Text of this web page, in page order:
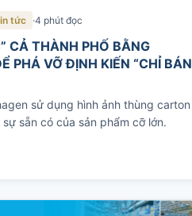
tức 4 phút đọc
CẢ THÀNH PHỐ BẰNG
PHÁ VỠ ĐỊNH KIẾN “CHỈ BÁN
sử dụng hình ảnh thùng carton
sẵn có của sản phẩm cỡ lớn.